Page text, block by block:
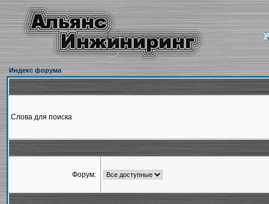
Индекс форума
Слова для поиска
Форум: